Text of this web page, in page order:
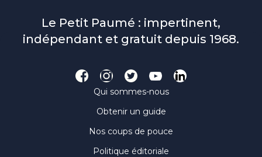
Le Petit Paumé : impertinent,
indépendant et gratuit depuis 1968.
Qui sommes-nous
Obtenir un guide
Nos coups de pouce
Politique éditoriale